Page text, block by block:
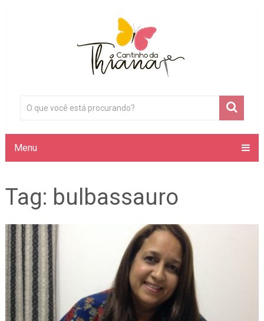
Menu
Tag: bulbassauro